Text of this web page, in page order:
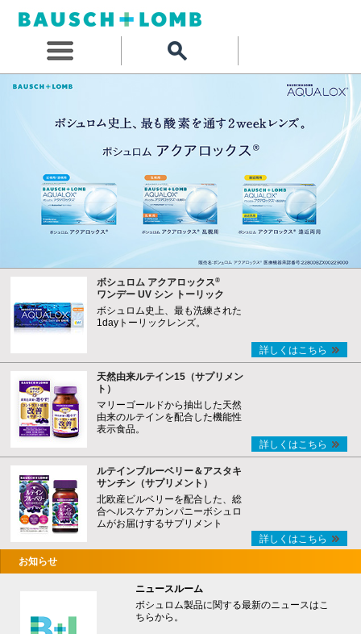
ボシュロム アクアロックス®
ワンデー UV シン トーリック
ボシュロム史上、最も洗練された
1dayトーリックレンズ。
詳しくはこちら
天然由来ルテイン15（サプリメン
ト）
マリーゴールドから抽出した天然
由来のルテインを配合した機能性
表示食品。
詳しくはこちら
ルテインブルーベリー＆アスタキ
サンチン（サプリメント）
北欧産ビルベリーを配合した、総
合ヘルスケアカンパニーボシュロ
ムがお届けするサプリメント
詳しくはこちら
お知らせ
ニュースルーム
ボシュロム製品に関する最新のニュースはこ
ちらから。